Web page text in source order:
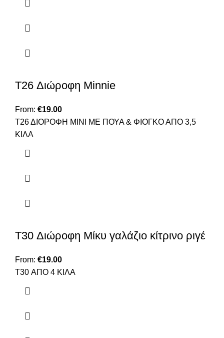
T26 Διώροφη Minnie
From: €19.00
Τ26 ΔΙΟΡΟΦΗ ΜΙΝΙ ΜΕ ΠΟΥΑ & ΦΙΟΓΚΟ ΑΠΟ 3,5
ΚΙΛΑ
T30 Διώροφη Μίκυ γαλάζιο κίτρινο ριγέ
From: €19.00
T30 ΑΠΟ 4 ΚΙΛΑ